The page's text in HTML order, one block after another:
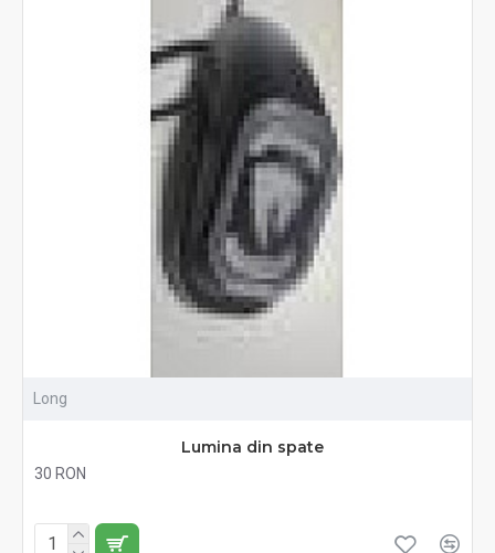
Long
Lumina din spate
30 RON